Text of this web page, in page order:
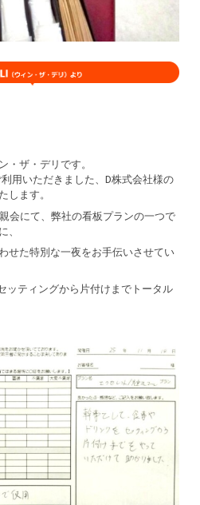
・ザ・デリです。
用いただきました、D株式会社様の
します。
会にて、弊社の看板プランの一つで
、
せた特別な一夜をお手伝いさせてい
ッティングから片付けまでトータル